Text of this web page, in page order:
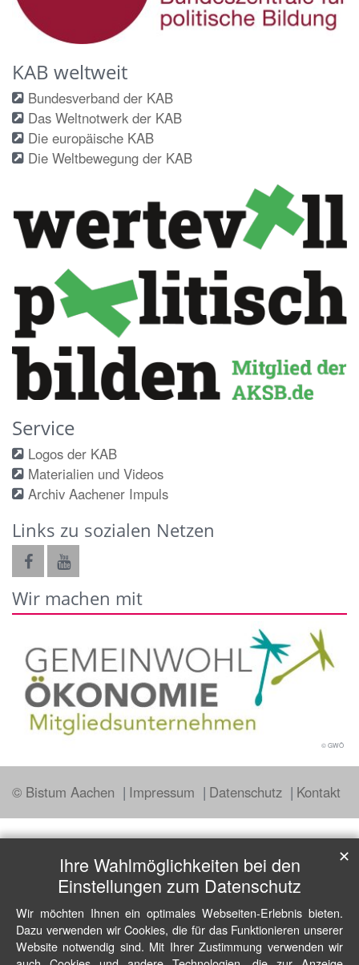
KAB weltweit
Bundesverband der KAB
Das Weltnotwerk der KAB
Die europäische KAB
Die Weltbewegung der KAB
Service
Logos der KAB
Materialien und Videos
Archiv Aachener Impuls
Links zu sozialen Netzen
Wir machen mit
© GWÖ
© Bistum Aachen Impressum Datenschutz Kontakt
Ihre Wahlmöglichkeiten bei den
Einstellungen zum Datenschutz
Wir möchten Ihnen ein optimales Webseiten-Erlebnis bieten.
Dazu verwenden wir Cookies, die für das Funktionieren unserer
Website notwendig sind. Mit Ihrer Zustimmung verwenden wir
✕